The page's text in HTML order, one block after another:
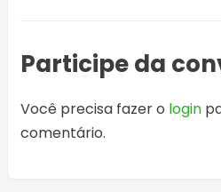
Participe da
Você precisa fazer o login
comentário.